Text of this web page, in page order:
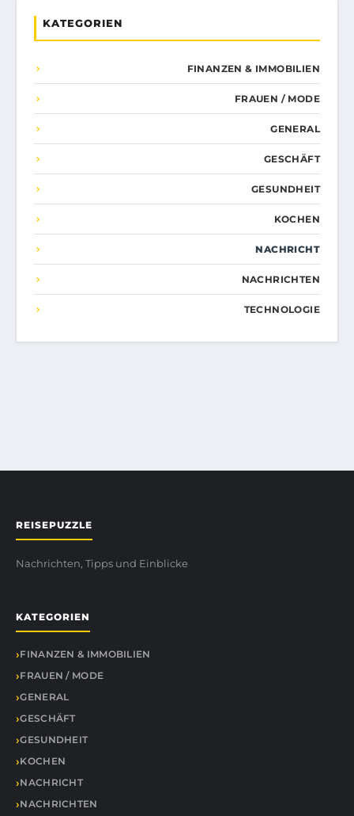
KATEGORIEN
FINANZEN & IMMOBILIEN
FRAUEN / MODE
GENERAL
GESCHÄFT
GESUNDHEIT
KOCHEN
NACHRICHT
NACHRICHTEN
TECHNOLOGIE
REISEPUZZLE
Nachrichten, Tipps und Einblicke
KATEGORIEN
FINANZEN & IMMOBILIEN
FRAUEN / MODE
GENERAL
GESCHÄFT
GESUNDHEIT
KOCHEN
NACHRICHT
NACHRICHTEN